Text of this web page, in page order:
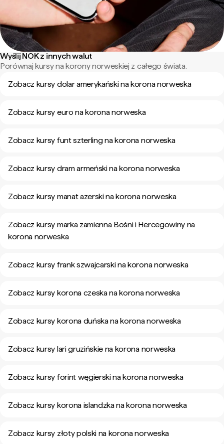
Wyślij NOK z innych walut
Porównaj kursy na korony norweskiej z całego świata.
Zobacz kursy dolar amerykański na korona norweska
Zobacz kursy euro na korona norweska
Zobacz kursy funt szterling na korona norweska
Zobacz kursy dram armeński na korona norweska
Zobacz kursy manat azerski na korona norweska
Zobacz kursy marka zamienna Bośni i Hercegowiny na
korona norweska
Zobacz kursy frank szwajcarski na korona norweska
Zobacz kursy korona czeska na korona norweska
Zobacz kursy korona duńska na korona norweska
Zobacz kursy lari gruzińskie na korona norweska
Zobacz kursy forint węgierski na korona norweska
Zobacz kursy korona islandzka na korona norweska
Zobacz kursy złoty polski na korona norweska